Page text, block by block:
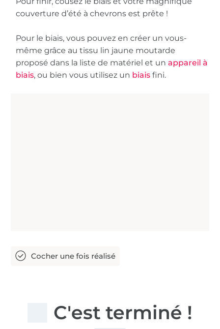
couverture d’été à chevrons est prête !
Pour le biais, vous pouvez en créer un vous-
même grâce au tissu lin jaune moutarde
proposé dans la liste de matériel et unappareil à
biais, ou bien vous utilisez un biais fini.
C'est terminé !